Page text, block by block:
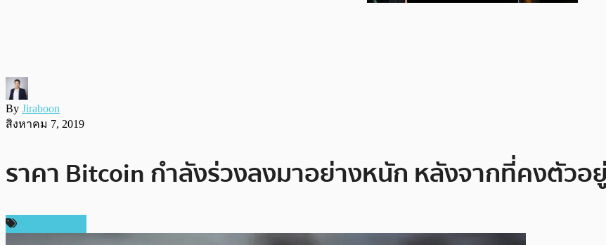
By Jiraboon
สิงหาคม 7, 2019
ราคา Bitcoin กำลังร่วงลงมาอย่างหนัก หลังจากที่คงตัวอ